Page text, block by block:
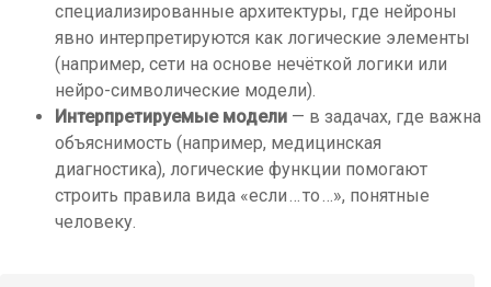
специализированные архитектуры, где нейроны
явно интерпретируются как логические элементы
(например, сети на основе нечёткой логики или
нейро-символические модели).
Интерпретируемые модели — в задачах, где важна
объяснимость (например, медицинская
диагностика), логические функции помогают
строить правила вида «если … то …», понятные
человеку.